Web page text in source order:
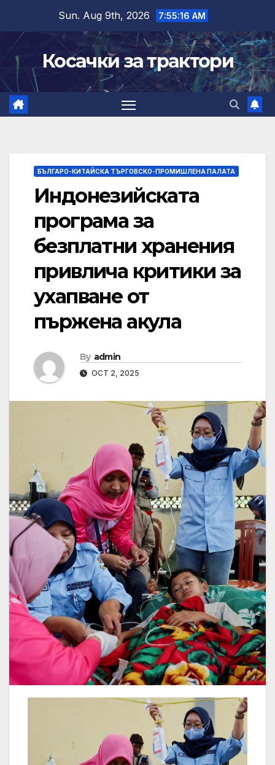
content
Sun. Aug 9th, 2026 7:55:17 AM
Косачки за трактори
БЪЛГАРО-КИТАЙСКА ТЪРГОВСКО-ПРОМИШЛЕНА ПАЛАТА
Индонезийската
програма за
безплатни хранения
привлича критики за
ухапване от
пържена акула
By admin
OCT 2, 2025